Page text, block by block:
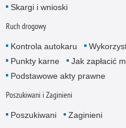
Skargi i wnioski
Ruch drogowy
Kontrola autokaru
Punkty karne
Jak zapłacić
Podstawowe akty prawne
Poszukiwani i Zaginieni
Poszukiwani Zaginieni